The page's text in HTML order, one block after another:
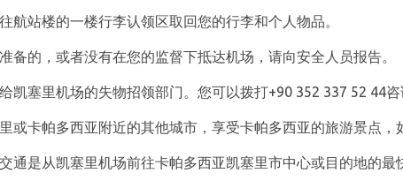
航站楼的一楼行李认领区取回您的行李和个人物品。
备的，或者没有在您的监督下抵达机场，请向安全人员报告。
凯塞里机场的失物招领部门。您可以拨打+90 352 337 52 44咨
或卡帕多西亚附近的其他城市，享受卡帕多西亚的旅游景点，
通是从凯塞里机场前往卡帕多西亚凯塞里市中心或目的地的最